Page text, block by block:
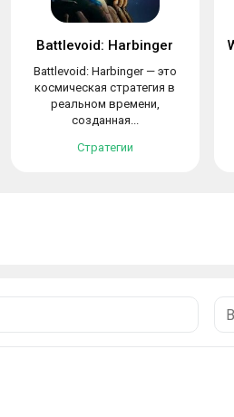
Battlevoid: Harbinger
Battlevoid: Harbinger — это
космическая стратегия в
реальном времени,
созданная...
Стратегии